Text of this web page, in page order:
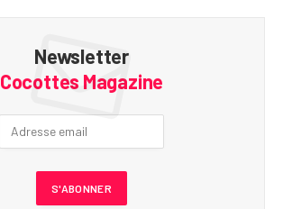
Newsletter
Cocottes Magazine